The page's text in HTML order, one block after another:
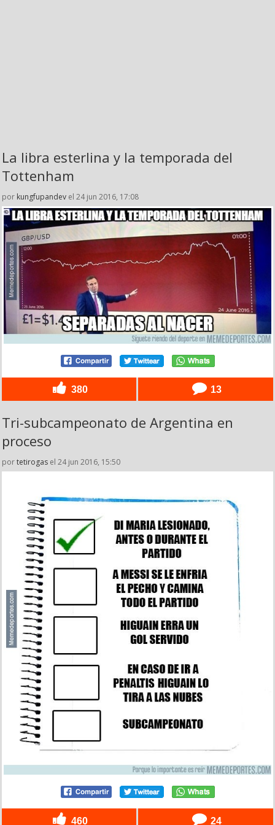
La libra esterlina y la temporada del
Tottenham
por kungfupandev el 24 jun 2016, 17:08
380 13
Tri-subcampeonato de Argentina en
proceso
portetirogas el 24 jun 2016, 15:50
460 24